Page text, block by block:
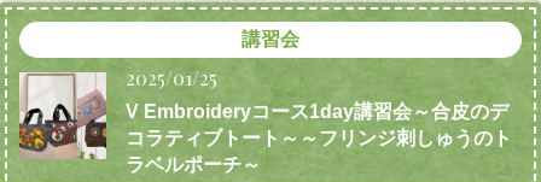
講習会
2025/01/25
V Embroideryコース1day講習会～合皮のデ
コラティブトート～～フリンジ刺しゅうのト
ラベルポーチ～